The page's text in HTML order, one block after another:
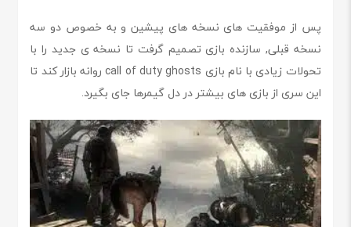
پس از موفقیت های نسخه های پیشین و به خصوص دو سه
نسخه قبلی, سازنده بازی تصمیم گرفت تا نسخه ی جدید را با
تحولات زیادی با نام بازی call of duty ghosts روانه بازار کند تا
این سری از بازی های بیشتر در دل گیمرها جای بگیرد.